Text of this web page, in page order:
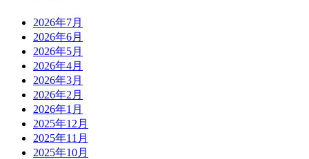
2026年7月
2026年6月
2026年5月
2026年4月
2026年3月
2026年2月
2026年1月
2025年12月
2025年11月
2025年10月